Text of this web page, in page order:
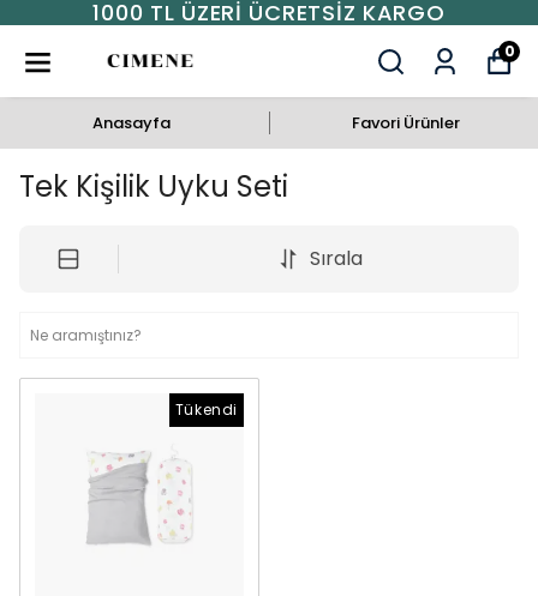
1000 TL ÜZERI ÜCRETSIZ KARGO
0
Anasayfa Favori Ürünler
Tek Kişilik Uyku Seti
Sırala
Tükendi